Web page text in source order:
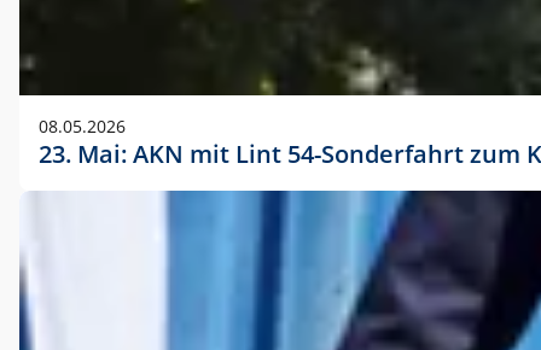
08.05.2026
23. Mai: AKN mit Lint 54-Sonderfahrt